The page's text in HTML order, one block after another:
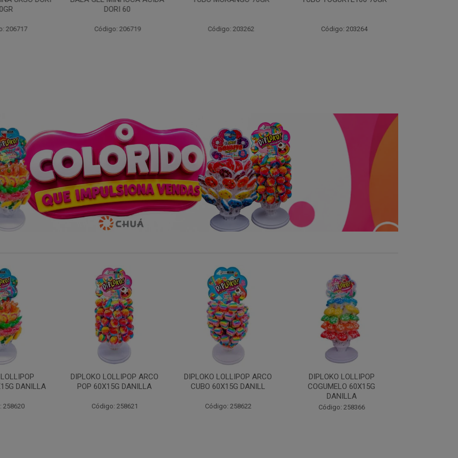
206717
DORI 60
Código: 206719 Código: 203262 Código: 203264
ARCO
DANILLA
258621
DIPLOKO LOLLIPOP ARCO
CUBO 60X15G DANILL
Código: 258622
DIPLOKO LOLLIPOP
COGUMELO 60X15G
Código: 258366
DIPLOKO LOLLIPOP MONST
60X15G DANILLA
Código: 258369